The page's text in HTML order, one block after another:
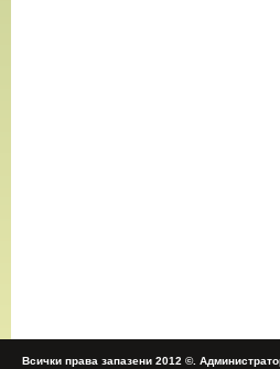
Всички права запазени 2012 ©.